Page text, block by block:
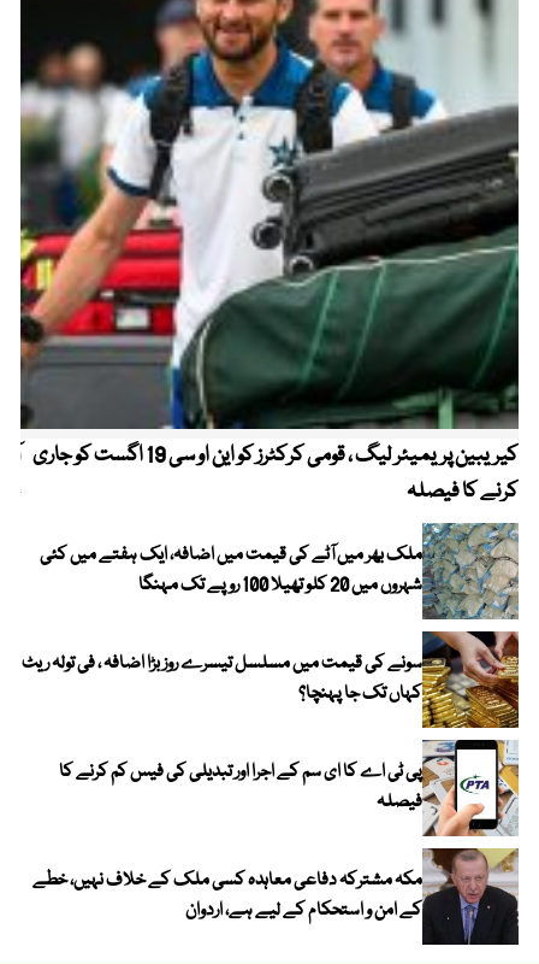
کیریبین پریمیئر لیگ ، قومی کرکٹرز کو این او سی 19 اگست کو جاری
کرنے کا فیصلہ
ملک بھر میں آٹے کی قیمت میں اضافہ، ایک ہفتے میں کئی
شہروں میں 20 کلو تھیلا 100 روپے تک مہنگا
سونے کی قیمت میں مسلسل تیسرے روز بڑا اضافہ ، فی تولہ ریٹ
کہاں تک جا پہنچا؟
پی ٹی اے کا ای سم کے اجرا اور تبدیلی کی فیس کم کرنے کا
فیصلہ
مکہ مشترکہ دفاعی معاہدہ کسی ملک کے خلاف نہیں، خطے
کے امن و استحکام کے لیے ہے، اردوان